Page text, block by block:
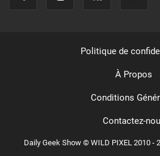
Daily Geek Show © WILD PIXEL 2010 -
Politique de
À Propos
Conditions
Contactez-